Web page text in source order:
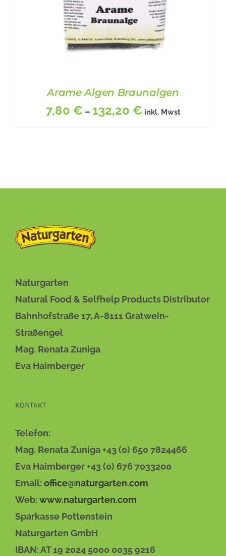
PRODUKTSEITE
GEWÄHLT
WERDEN
KÖNNEN
DER
Arame Algen Braunalgen
7,80 € – 132,20 € inkl. Mwst
Naturgarten
Natural Food & Selfhelp Products Distributor
Bahnhofstraße 17, A-8111 Gratwein-
Straßengel
Mag. Renata Zuniga
Eva Haimberger
KONTAKT
Telefon:
Mag. Renata Zuniga +43 (0) 650 7824466
Eva Haimberger +43 (0) 676 7033200
Email:office@naturgarten.com
Web:www.naturgarten.com
Sparkasse Pottenstein
Naturgarten GmbH
IBAN: AT 19 2024 5000 0035 9216